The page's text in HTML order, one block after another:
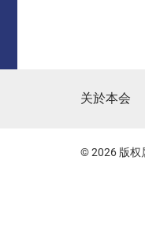
关於本会
© 2026 版权